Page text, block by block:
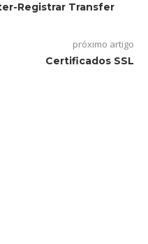
Registrar Transfer
próximo artigo
Certificados SSL